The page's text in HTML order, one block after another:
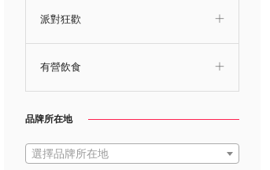
派對狂歡
有營飲食
品牌所在地
選擇品牌所在地